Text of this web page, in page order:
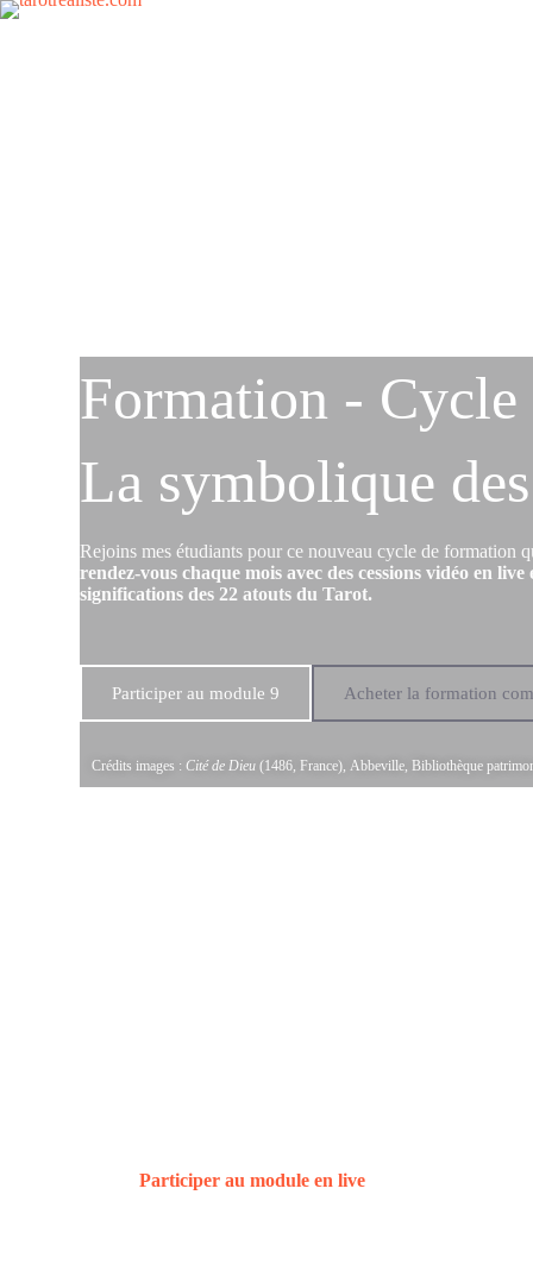
Formation - Cycle
La symbolique
Rejoins mes étudiants pour ce nouveau cycle de formation
rendez-vous chaque mois avec des cessions vidéo en
significations des 22 atouts du Tarot.
Participer au module 9 Acheter la formation
Crédits images : Cité de Dieu(1486, France), Abbeville, Bibliothèque
Participer au module en live
un